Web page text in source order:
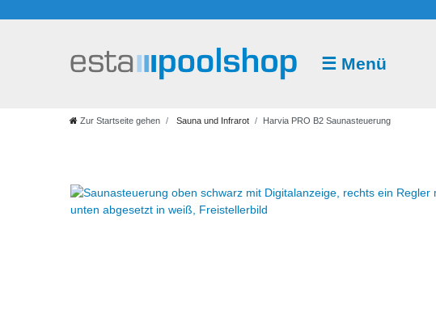
☰ Menü
Zur Startseite gehen Sauna und Infrarot Harvia PRO B2 Saunasteuerung